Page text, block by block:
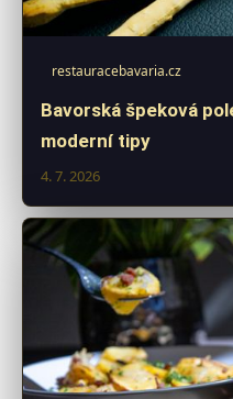
restauracebavaria.cz
Bavorská špeková
moderní tipy
4. 7. 2026